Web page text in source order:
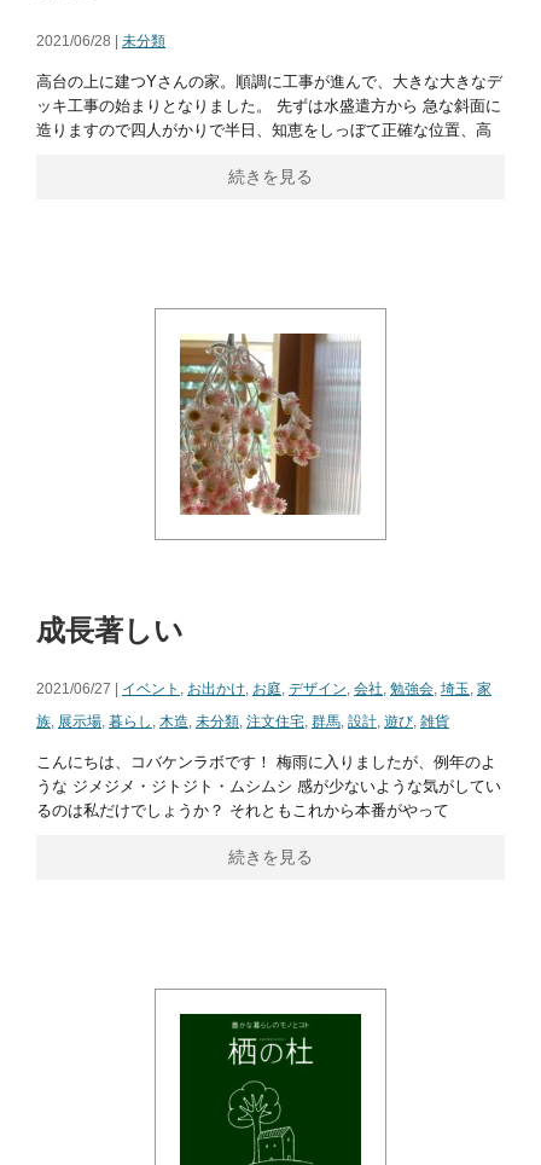
2021/06/28 | 未分類
高台の上に建つYさんの家。順調に工事が進んで、大きな大きなデ
ッキ工事の始まりとなりました。 先ずは水盛遣方から 急な斜面に
造りますので四人がかりで半日、知恵をしっぼて正確な位置、高
続きを見る
成長著しい
2021/06/27 | イベント , お出かけ, お庭, デザイン, 会社, 勉強会, 埼玉, 家
族, 展示場, 暮らし , 木造, 未分類, 注文住宅, 群馬, 設計, 遊び, 雑貨
こんにちは、コバケンラボです！ 梅雨に入りましたが、例年のよ
うな ジメジメ・ジトジト・ムシムシ 感が少ないような気がしてい
るのは私だけでしょうか？ それともこれから本番がやって
続きを見る